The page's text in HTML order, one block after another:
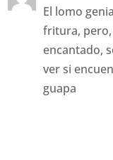
El lomo
fritura, pero,
encantado,
ver si
guapa